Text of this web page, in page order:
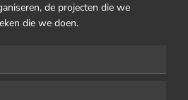
de projecten die we
die we doen.